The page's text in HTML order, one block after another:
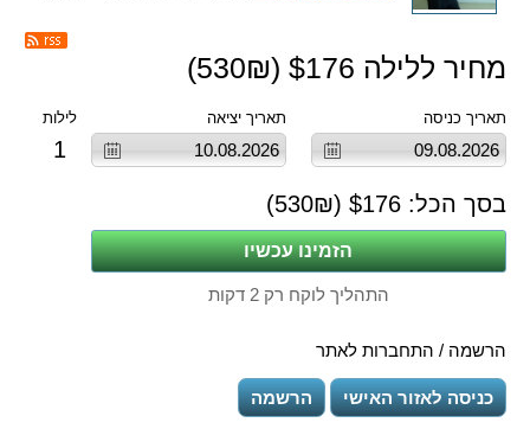
מחיר ללילה $ 176
(
530₪)
תאריך כניסה תאריך יציאה לילות
1
בסך הכל: $ 176
(
530₪)
התהליך לוקח רק 2 דקות
הרשמה / התחברות לאתר
כניסה לאזור האישי הרשמה